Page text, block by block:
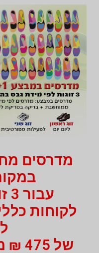
עבור 3 זוגות מדרסים
לקוחות